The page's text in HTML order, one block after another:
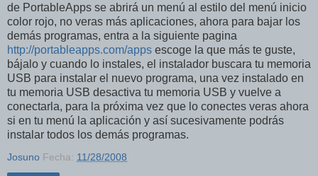
de PortableApps se abrirá un menú al estilo del menú inicio
color rojo, no veras más aplicaciones, ahora para bajar los
demás programas, entra a la siguiente pagina
http://portableapps.com/apps escoge la que más te guste,
bájalo y cuando lo instales, el instalador buscara tu memoria
USB para instalar el nuevo programa, una vez instalado en
tu memoria USB desactiva tu memoria USB y vuelve a
conectarla, para la próxima vez que lo conectes veras ahora
si en tu menú la aplicación y así sucesivamente podrás
instalar todos los demás programas.
Josuno Fecha: 11/28/2008